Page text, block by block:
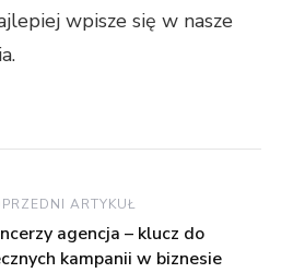
wpisze się w nasze
ARTYKUŁ
agencja – klucz do
kampanii w biznesie